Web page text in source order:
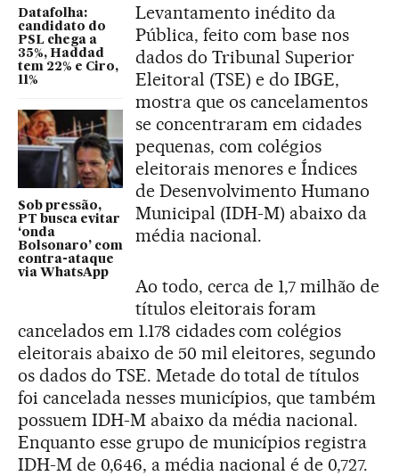
Datafolha:
candidato do
PSL chega a
35%, Haddad
tem 22% e Ciro,
11%
Sob pressão,
PT busca evitar
‘onda
Bolsonaro’ com
contra-ataque
via WhatsApp
Levantamento inédito da
Pública, feito com base nos
dados do Tribunal Superior
Eleitoral (TSE) e do IBGE,
mostra que os cancelamentos
se concentraram em cidades
pequenas, com colégios
eleitorais menores e Índices
de Desenvolvimento Humano
Municipal (IDH-M) abaixo da
média nacional.
Ao todo, cerca de 1,7 milhão de
títulos eleitorais foram
cancelados em 1.178 cidades com colégios
eleitorais abaixo de 50 mil eleitores, segundo
os dados do TSE. Metade do total de títulos
foi cancelada nesses municípios, que também
possuem IDH-M abaixo da média nacional.
Enquanto esse grupo de municípios registra
IDH-M de 0,646, a média nacional é de 0,727.